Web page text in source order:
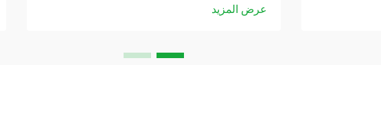
لمزايا مولدات النيتروجين في الموقع. هذه
عرض المزيد